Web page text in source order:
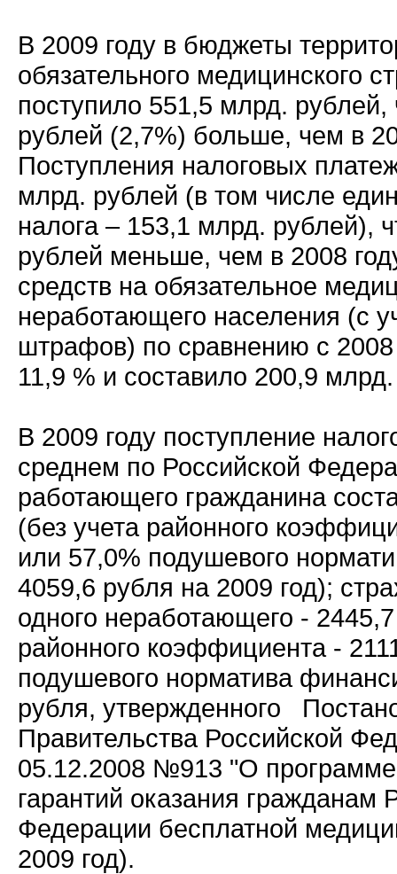
В 2009 году в бюджеты
обязательного медицинского
поступило 551,5 млрд.
рублей (2,7%) больше, чем в
Поступления налоговых
млрд. рублей (в том числе
налога – 153,1 млрд. рублей),
рублей меньше, чем в 2008
средств на обязательное
неработающего населения (с
штрафов) по сравнению с 2008
11,9 % и составило 200,9
В 2009 году поступление
среднем по Российской
работающего гражданина
(без учета районного
или 57,0% подушевого
4059,6 рубля на 2009 год);
одного неработающего -
районного коэффициента -
подушевого норматива
рубля, утвержденного
Правительства Российской
05.12.2008 №913 "О программе
гарантий оказания гражданам
Федерации бесплатной
2009 год).